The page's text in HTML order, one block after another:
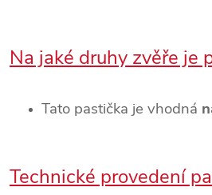
Na jaké druhy zvěře je
Tato pastička je vhodná
Technické provedení